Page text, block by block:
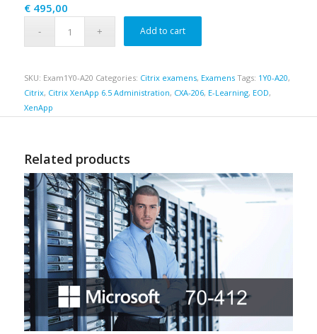
€495,00
Add to cart
SKU: Exam1Y0-A20 Categories: Citrix examens, Examens Tags: 1Y0-A20,
Citrix, Citrix XenApp 6.5 Administration, CXA-206, E-Learning, EOD,
XenApp
Related products